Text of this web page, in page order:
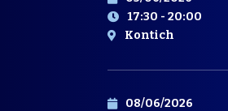
17:30 - 20:00
Kontich
08/06/2026